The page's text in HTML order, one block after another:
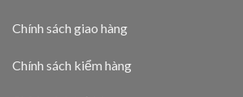
Chính sách giao hàng
Chính sách kiểm hàng